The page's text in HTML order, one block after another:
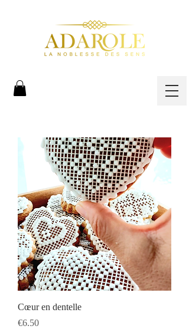
Cœur en dentelle
Prix
€6.50